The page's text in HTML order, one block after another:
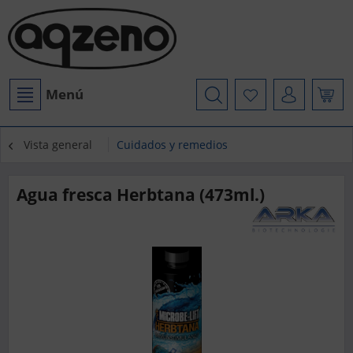
Menú
Vista general Cuidados y remedios
Agua fresca Herbtana (473ml.)